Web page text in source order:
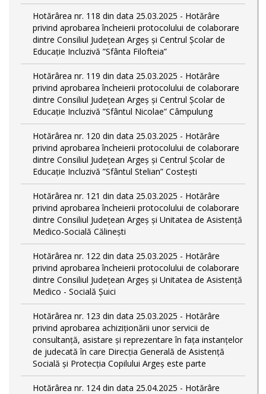
Hotărârea nr. 118 din data 25.03.2025 - Hotărâre
privind aprobarea încheierii protocolului de colaborare
dintre Consiliul Județean Argeș și Centrul Școlar de
Educație Incluzivă ”Sfânta Filofteia”
Hotărârea nr. 119 din data 25.03.2025 - Hotărâre
privind aprobarea încheierii protocolului de colaborare
dintre Consiliul Județean Argeș și Centrul Școlar de
Educație Incluzivă ”Sfântul Nicolae” Câmpulung
Hotărârea nr. 120 din data 25.03.2025 - Hotărâre
privind aprobarea încheierii protocolului de colaborare
dintre Consiliul Județean Argeș și Centrul Școlar de
Educație Incluzivă ”Sfântul Stelian” Costești
Hotărârea nr. 121 din data 25.03.2025 - Hotărâre
privind aprobarea încheierii protocolului de colaborare
dintre Consiliul Județean Argeș și Unitatea de Asistență
Medico-Socială Călinești
Hotărârea nr. 122 din data 25.03.2025 - Hotărâre
privind aprobarea încheierii protocolului de colaborare
dintre Consiliul Județean Argeș și Unitatea de Asistență
Medico - Socială Șuici
Hotărârea nr. 123 din data 25.03.2025 - Hotărâre
privind aprobarea achiziționării unor servicii de
consultanță, asistare și reprezentare în fața instanțelor
de judecată în care Direcția Generală de Asistență
Socială și Protecția Copilului Argeș este parte
Hotărârea nr. 124 din data 25.04.2025 - Hotărâre